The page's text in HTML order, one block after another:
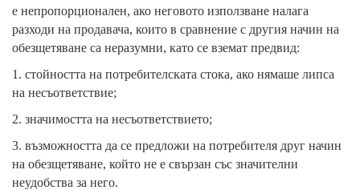
е непропорционален, ако неговото използване налага
разходи на продавача, които в сравнение с другия начин на
обезщетяване са неразумни, като се вземат предвид:
1. стойността на потребителската стока, ако нямаше липса
на несъответствие;
2. значимостта на несъответствието;
3. възможността да се предложи на потребителя друг начин
на обезщетяване, който не е свързан със значителни
неудобства за него.